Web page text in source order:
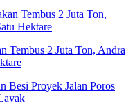
Tembus 2 Juta Ton, Andra